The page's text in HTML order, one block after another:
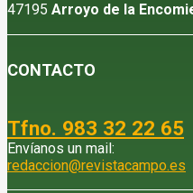
47195 Arroyo de la
CONTACTO
Tfno. 983 32 22 65
Envíanos un mail:
redaccion@revistacampo.es